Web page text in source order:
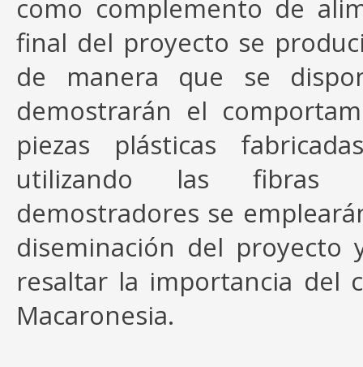
como complemento de
final del proyecto se
de manera que se
demostrarán el
piezas plásticas
utilizando las fibras
demostradores se
diseminación del proyecto
resaltar la importancia del
Macaronesia.